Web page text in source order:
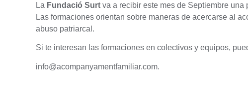
La Fundació Surt va a recibir este mes de Septiembre
Las formaciones orientan sobre maneras de acercarse al
abuso patriarcal.
Si te interesan las formaciones en colectivos y equipos,
info@acompanyamentfamiliar.com.